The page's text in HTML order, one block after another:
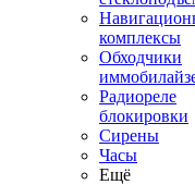
комплексы
Обходчики
Радиореле
блокировки
Сирены
Часы
Ещё